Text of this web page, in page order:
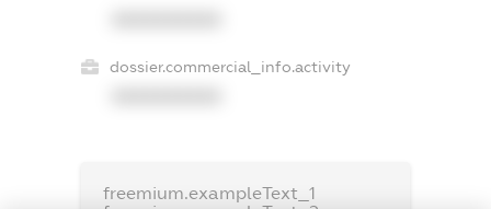
dossier.commercial_info.activity
freemium.exampleText_1